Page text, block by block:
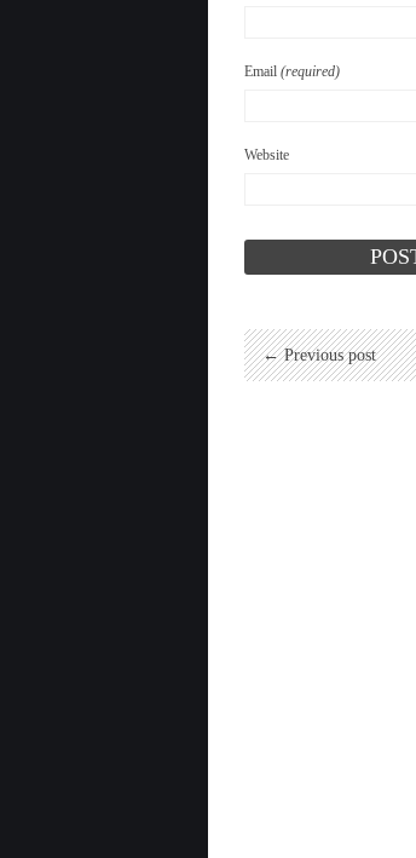
Email (required)
Website
← Previous post